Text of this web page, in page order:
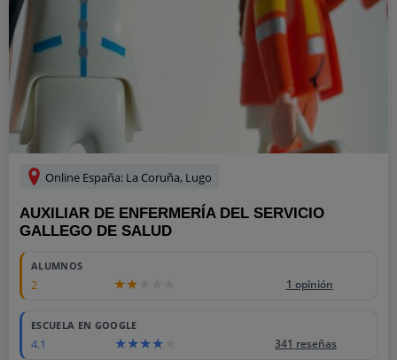
Online España: La Coruña, Lugo
AUXILIAR DE ENFERMERÍA DEL SERVICIO
GALLEGO DE SALUD
ALUMNOS
2 1 opinión
ESCUELA EN GOOGLE
4.1 341 reseñas